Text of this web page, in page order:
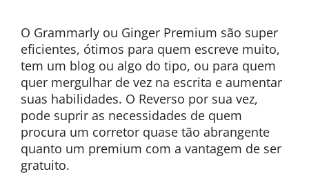
O Grammarly ou Ginger Premium são super
eficientes, ótimos para quem escreve muito,
tem um blog ou algo do tipo, ou para quem
quer mergulhar de vez na escrita e aumentar
suas habilidades. O Reverso por sua vez,
pode suprir as necessidades de quem
procura um corretor quase tão abrangente
quanto um premium com a vantagem de ser
gratuito.